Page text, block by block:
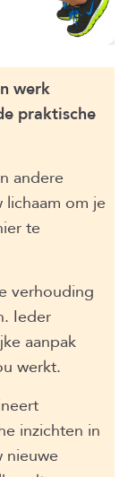
werk
praktische
andere
om je
te
verhouding
Ieder
aanpak
werkt.
inzichten in
nieuwe